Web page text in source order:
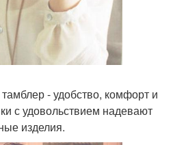
- удобство, комфорт и
с удовольствием надевают
изделия.